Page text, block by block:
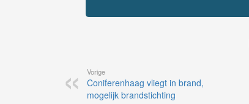
Vorige
Coniferenhaag vliegt in brand,
mogelijk brandstichting